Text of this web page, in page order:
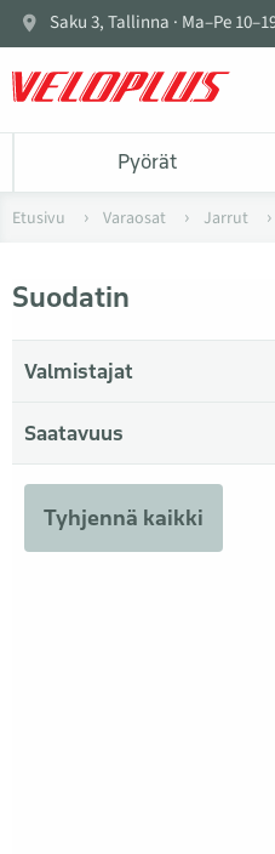
Saku 3, Tallinna · Ma–Pe
Pyörät
Etusivu Varaosat Jarrut
Suodatin
Valmistajat
Saatavuus
Tyhjennä kaikki